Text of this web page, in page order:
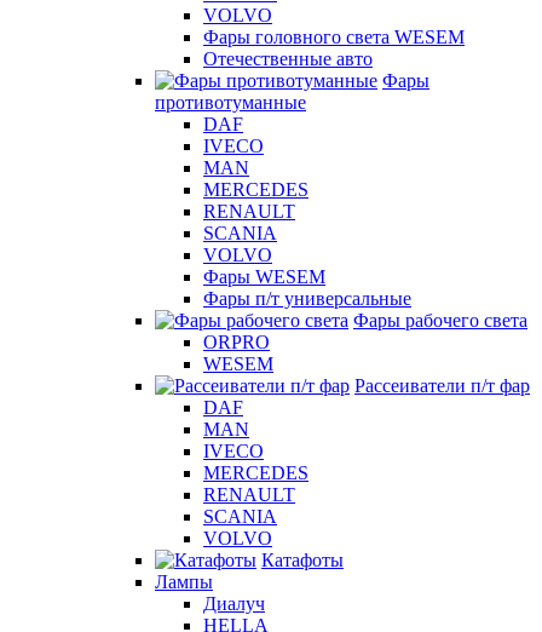
VOLVO
Фары головного света WESEM
Отечественные авто
Фары
противотуманные
DAF
IVECO
MAN
MERCEDES
RENAULT
SCANIA
VOLVO
Фары WESEM
Фары п/т универсальные
Фары рабочего света
ORPRO
WESEM
Рассеиватели п/т фар
DAF
MAN
IVECO
MERCEDES
RENAULT
SCANIA
VOLVO
Катафоты
Лампы
Диалуч
HELLA